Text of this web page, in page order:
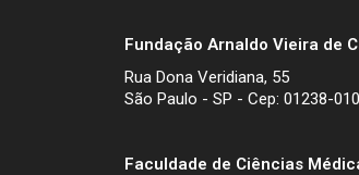
Fundação Arnaldo Vieira de
Rua Dona Veridiana, 55
São Paulo - SP - Cep: 01238-010
Faculdade de Ciências